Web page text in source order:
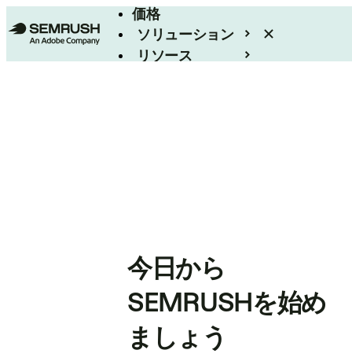
価格
ソリューション
リソース
今日から
SEMRUSHを始め
ましょう